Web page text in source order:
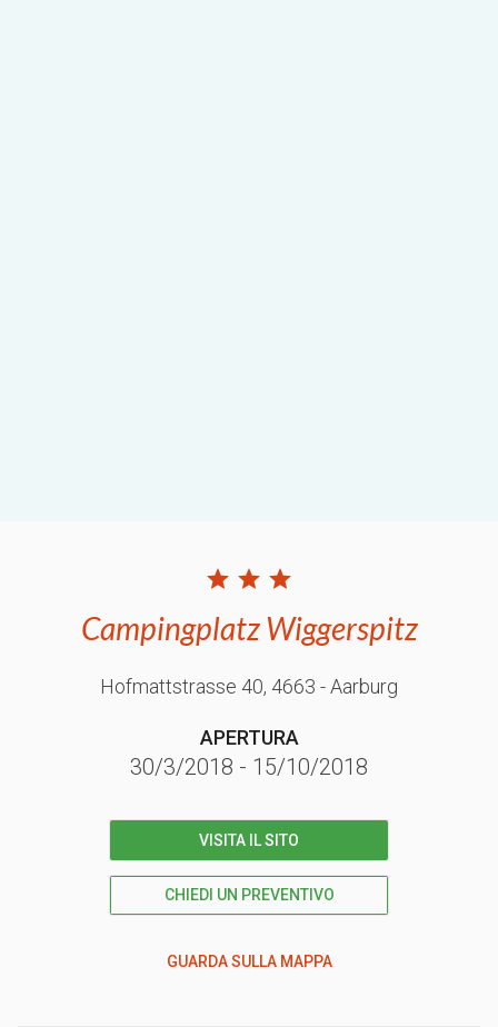
Campingplatz Wiggerspitz
Hofmattstrasse 40, 4663 - Aarburg
APERTURA
30/3/2018 - 15/10/2018
VISITA IL SITO
CHIEDI UN PREVENTIVO
GUARDA SULLA MAPPA